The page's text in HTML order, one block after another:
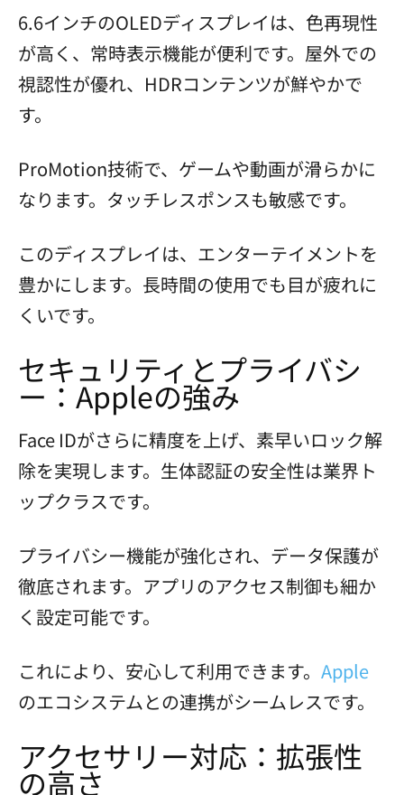
6.6インチのOLEDディスプレイは、色再現性
が高く、常時表示機能が便利です。屋外での
視認性が優れ、HDRコンテンツが鮮やかで
す。
ProMotion技術で、ゲームや動画が滑らかに
なります。タッチレスポンスも敏感です。
このディスプレイは、エンターテイメントを
豊かにします。長時間の使用でも目が疲れに
くいです。
セキュリティとプライバシ
ー：Appleの強み
Face IDがさらに精度を上げ、素早いロック解
除を実現します。生体認証の安全性は業界ト
ップクラスです。
プライバシー機能が強化され、データ保護が
徹底されます。アプリのアクセス制御も細か
く設定可能です。
これにより、安心して利用できます。 Apple
のエコシステムとの連携がシームレスです。
アクセサリー対応：拡張性
の高さ